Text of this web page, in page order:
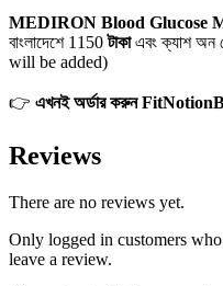
MEDIRON Blood Glucose
বাংলাদেশে 1150টাকাএবং ক্যাশ অন
will be added)
👉 এখনই অর্ডার করুন
Reviews
There are no reviews yet.
Only logged in customers
leave a review.